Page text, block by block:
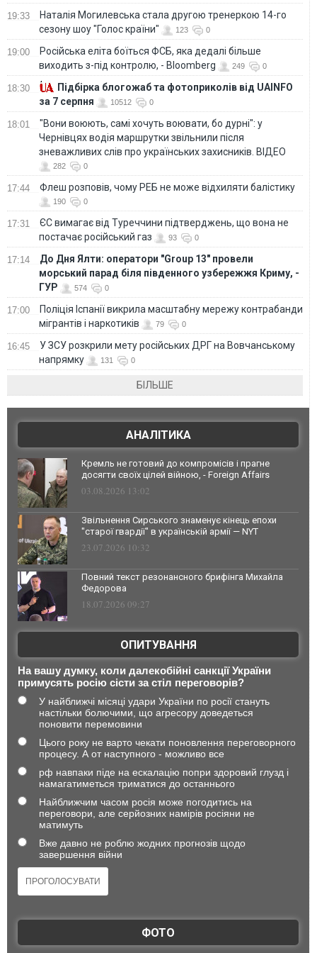
19:33
Наталія Могилевська стала другою тренеркою 14-го
сезону шоу "Голос країни"
123 0
19:00
Російська еліта боїться ФСБ, яка дедалі більше
виходить з-під контролю, - Bloomberg
249 0
18:30
Підбірка блогожаб та фотоприколів від UAINFO
за 7 серпня
10512 0
18:01
"Вони воюють, самі хочуть воювати, бо дурні": у
Чернівцях водія маршрутки звільнили після
зневажливих слів про українських захисників. ВІДЕО
282 0
17:44 Флеш розповів, чому РЕБ не може відхиляти балістику
190 0
17:31
ЄС вимагає від Туреччини підтверджень, що вона не
постачає російський газ
93 0
17:14
До Дня Ялти: оператори "Group 13" провели
морський парад біля південного узбережжя Криму, -
ГУР
574 0
17:00
Поліція Іспанії викрила масштабну мережу контрабанди
мігрантів і наркотиків
79 0
16:45
У ЗСУ розкрили мету російських ДРГ на Вовчанському
напрямку
131 0
БІЛЬШЕ
АНАЛІТИКА
Кремль не готовий до компромісів і прагне
досягти своїх цілей війною, - Foreign Affairs
03.08.2026 13:02
Звільнення Сирського знаменує кінець епохи
"старої гвардії" в українській армії — NYT
23.07.2026 10:32
Повний текст резонансного брифінга Михайла
Федорова
18.07.2026 09:27
ОПИТУВАННЯ
На вашу думку, коли далекобійні санкції України
примусять росію сісти за стіл переговорів?
У найближчі місяці удари України по росії стануть
настільки болючими, що агресору доведеться
поновити перемовини
Цього року не варто чекати поновлення переговорного
процесу. А от наступного - можливо все
рф навпаки піде на ескалацію попри здоровий глузд і
намагатиметься триматися до останнього
Найближчим часом росія може погодитись на
переговори, але серйозних намірів росіяни не
матимуть
Вже давно не роблю жодних прогнозів щодо
завершення війни
ФОТО